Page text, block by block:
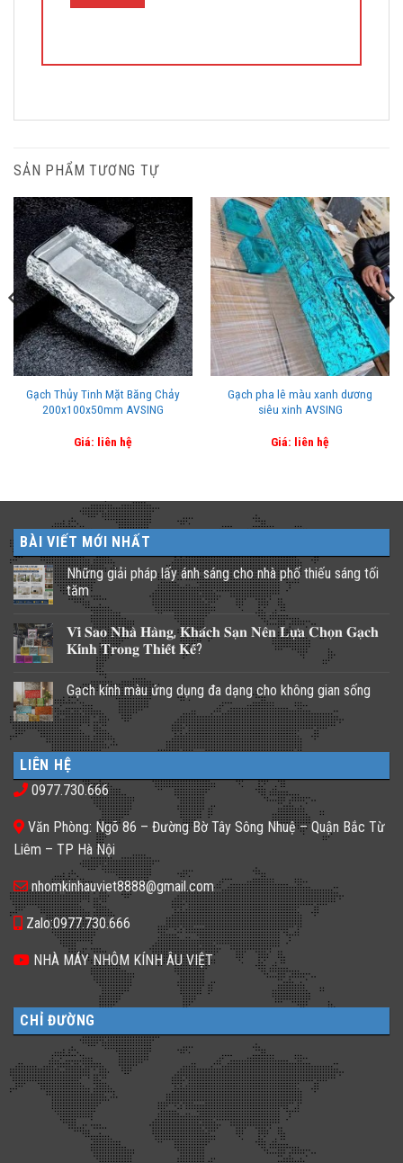
SẢN PHẨM TƯƠNG TỰ
Gạch Thủy Tinh Mặt Băng Chảy
200x100x50mm AVSING
Giá: liên hệ
Gạch pha lê màu xanh dương
siêu xinh AVSING
Giá: liên hệ
BÀI VIẾT MỚI NHẤT
Những giải pháp lấy ánh sáng cho nhà phố thiếu sáng tối
tăm
Không
bình
luận
ở
pháp
lấy
ánh
sáng
cho
nhà
phố
thiếu
sáng
tối
𝐕𝐢̀ 𝐒𝐚𝐨 𝐍𝐡𝐚̀ 𝐇𝐚̀𝐧𝐠, 𝐊𝐡𝐚́𝐜𝐡 𝐒𝐚̣𝐧 𝐍𝐞̂𝐧 𝐋𝐮̛̣𝐚 𝐂𝐡𝐨̣𝐧 𝐆𝐚̣𝐜𝐡
𝐊𝐢́𝐧𝐡 𝐓𝐫𝐨𝐧𝐠 𝐓𝐡𝐢𝐞̂́𝐭 𝐊𝐞̂́?
bình
luận
ở
𝐕𝐢̀
𝐒𝐚𝐨
𝐍𝐡𝐚̀
𝐇𝐚̀𝐧𝐠,
𝐊𝐡𝐚́𝐜𝐡
𝐒𝐚̣𝐧
𝐍𝐞̂𝐧
𝐂𝐡𝐨̣𝐧
𝐆𝐚̣𝐜𝐡
𝐊𝐢́𝐧𝐡
𝐓𝐫𝐨𝐧𝐠
𝐓𝐡𝐢𝐞̂́𝐭
𝐊𝐞̂́?
Gạch kính màu ứng dụng đa dạng cho không gian sống
Không
có
bình
luận
ở
Gạch
kính
màu
đa
dạng
cho
không
gian
sống
LIÊN HỆ
0977.730.666
Văn Phòng: Ngõ 86 – Đường Bờ Tây Sông Nhuệ – Quận Bắc Từ
Liêm – TP Hà Nội
nhomkinhauviet8888@gmail.com
Zalo:0977.730.666
NHÀ MÁY NHÔM KÍNH ÂU VIỆT
CHỈ ĐƯỜNG